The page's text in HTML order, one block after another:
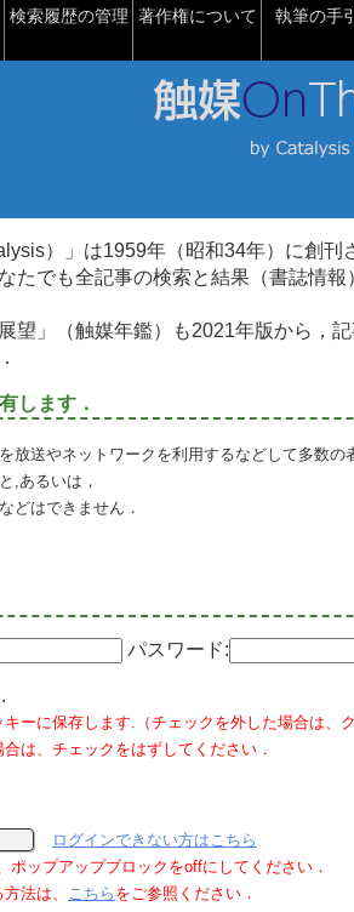
検索履歴の管理 著作権について 執筆の手
）」は1959年（昭和34年）に創刊
たでも全記事の検索と結果（書誌情
望」（触媒年鑑）も2021年版から，
します．
放送やネットワークを利用するなどして多数の
,あるいは，
どはできません．
パスワード:
ーに保存します.（チェックを外した場合は、
は、チェックをはずしてください．
ログインできない方はこちら
ポップアップブロックをoffにしてください．
法は、 こちら をご参照ください．